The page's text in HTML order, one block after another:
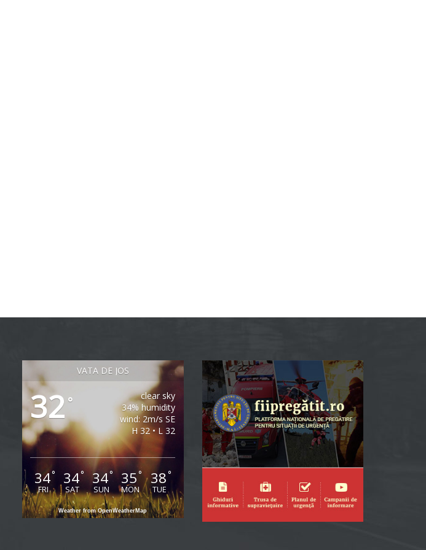
VATA DE JOS
32 °
clear sky
34% humidity
wind: 2m/s SE
H 32 • L 32
34°
FRI
34°
SAT
34°
SUN
35°
MON
38°
TUE
Weather from OpenWeatherMap